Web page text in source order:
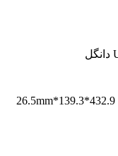
432.9*139.3*26.5mm